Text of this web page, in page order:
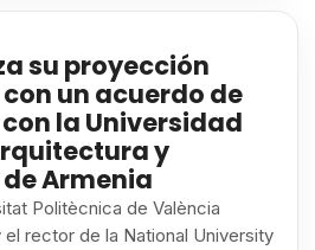
su proyección
un acuerdo de
la Universidad
y
Armenia
Politècnica de València
rector de la National University